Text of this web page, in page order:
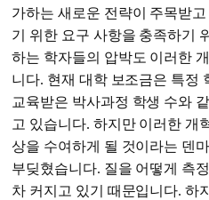
가하는 새로운 전략이 주목받
기 위한 요구 사항을 충족하기
하는 학자들의 압박도 이러한
니다. 현재 대학 보조금은 특정
교육받은 박사과정 학생 수와
고 있습니다. 하지만 이러한 개
상을 수여하게 될 것이라는 덴
부딪혔습니다. 질을 어떻게 측
차 커지고 있기 때문입니다. 하